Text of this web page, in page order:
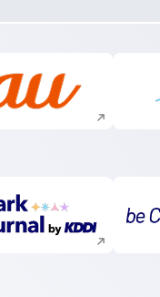
新規ウィンドウで開く
新規ウィンドウで開く